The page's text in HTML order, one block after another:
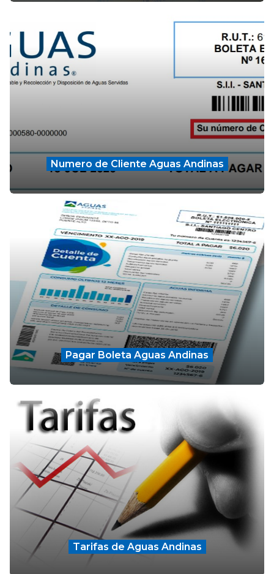
Numero de Cliente Aguas Andinas
Pagar Boleta Aguas Andinas
Tarifas de Aguas Andinas